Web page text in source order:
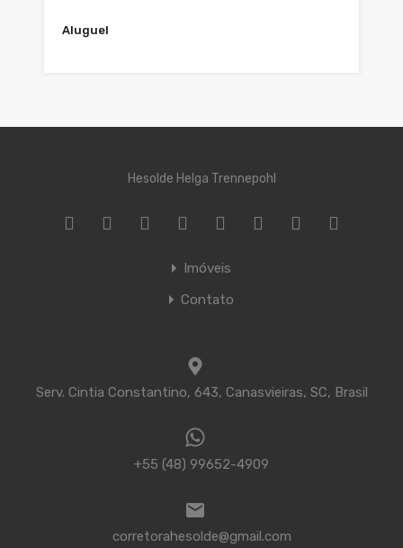
Aluguel
Hesolde Helga Trennepohl
Imóveis
Contato
Serv. Cintia Constantino, 643, Canasvieiras, SC, Brasil
+55 (48) 99652-4909
corretorahesolde@gmail.com